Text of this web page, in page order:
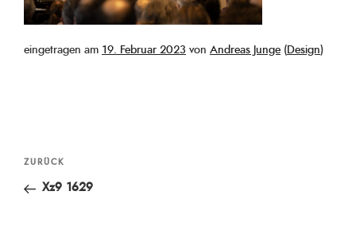
eingetragen am Veröffentlicht
19. Februar 2023 von Andreas Junge (Design)
Beitragsnavigation
Vorheriger
Beitrag
ZURÜCK
Xz9 1629